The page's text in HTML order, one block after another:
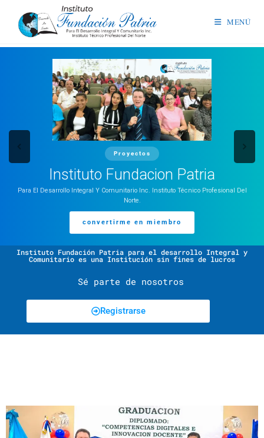
MENÚ
Proyectos
Instituto Fundacion Patria
Para El Desarrollo Integral Y Comunitario Inc. Instituto Técnico Profesional Del
Norte.
convertirme en miembro
Instituto Fundación Patria para el desarrollo Integral y
Comunitario es una Institución sin fines de lucros
Sé parte de nosotros
Registrarse